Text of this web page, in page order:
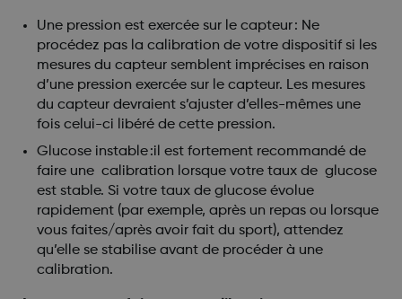
Une pression est exercée sur le capteur : Ne
procédez pas la calibration de votre dispositif si les
mesures du capteur semblent imprécises en raison
d’une pression exercée sur le capteur. Les mesures
du capteur devraient s’ajuster d’elles-mêmes une
fois celui-ci libéré de cette pression.
Glucose instable :il est fortement recommandé de
faire une calibration lorsque votre taux de glucose
est stable. Si votre taux de glucose évolue
rapidement (par exemple, après un repas ou lorsque
vous faites/après avoir fait du sport), attendez
qu’elle se stabilise avant de procéder à une
calibration.